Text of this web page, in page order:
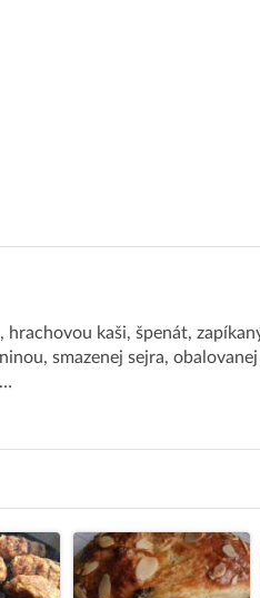
hrachovou kaši, špenát,
smazenej sejra,